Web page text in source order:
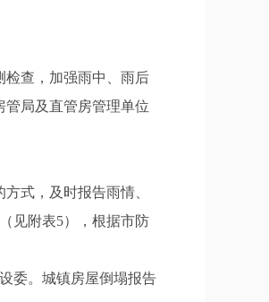
检查，加强雨中、雨后
局及直管房管理单位
式，及时报告雨情、
见附表5），根据市防
委。城镇房屋倒塌报告